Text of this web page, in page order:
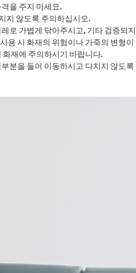
을 주지 마세요.
지 않도록 주의하십시오.
로 가볍게 닦아주시고, 기타 검증되
용 시 화재의 위험이나 가죽의 변형
화재에 주의하시기 바랍니다.
분을 들어 이동하시고 다치지 않도